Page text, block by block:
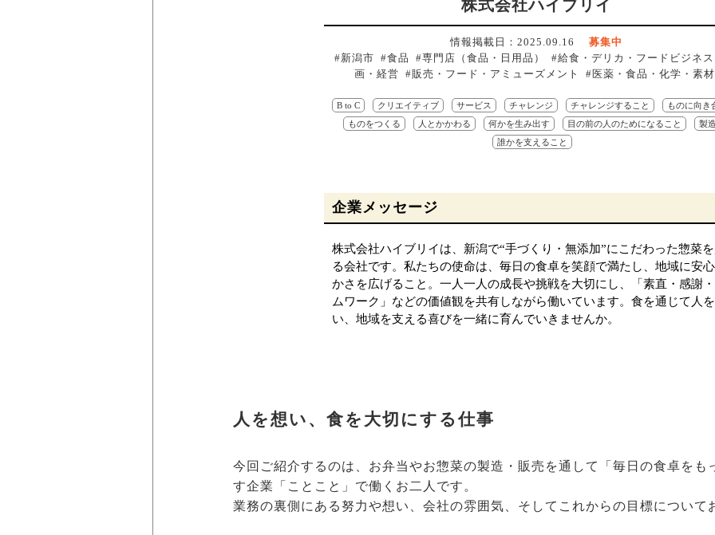
株式会社ハイブリイ
情報掲載日：2025.09.16 募集中
#新潟市 #食品 #専門店（食品・日用品） #給食・デリカ・フードビジネ
画・経営 #販売・フード・アミューズメント #医薬・食品・化学・素
B to C クリエイティブ サービス チャレンジ チャレンジすること
ものに向き
ものをつくる
人とかかわる 何かを生み出す 目の前の人のためになること
製
誰かを支えること
企業メッセージ
株式会社ハイブリイは、新潟で“手づくり・無添加”にこだわった惣菜
る会社です。私たちの使命は、毎日の食卓を笑顔で満たし、地域に安
かさを広げること。一人一人の成長や挑戦を大切にし、「素直・感謝
ムワーク」などの価値観を共有しながら働いています。食を通じて人
い、地域を支える喜びを一緒に育んでいきませんか。
人を想い、食を大切にする仕事
今回ご紹介するのは、お弁当やお惣菜の製造・販売を通して「毎日の食卓をも
す企業「ことこと」で働くお二人です。
業務の裏側にある努力や想い、会社の雰囲気、そしてこれからの目標について